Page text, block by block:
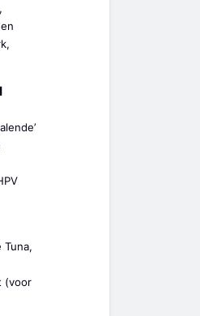
Tuna,
(voor